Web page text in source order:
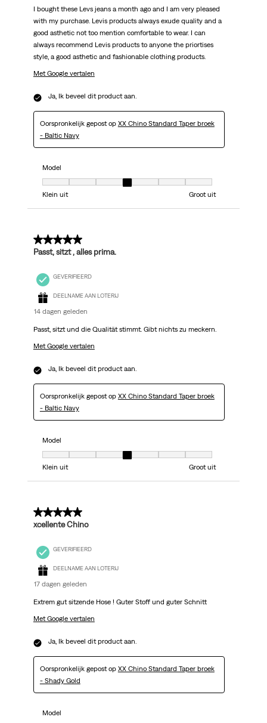
I bought these Levs jeans a month ago and I am very pleased
with my purchase. Levis products always exude quality and a
good asthetic not too mention comfortable to wear. I can
always recommend Levis products to anyone the priortises
style, a good asthetic and fashionable clothing products.
Met Google vertalen
Ja, Ik beveel dit product aan.
Oorspronkelijk gepost op XX Chino Standard Taper broek
- Baltic Navy
Model
Model, 4 van 7, waarbij 1 gelijk is aan Klein uit en 7 gelijk is aan Groot uit
Klein uit
Groot uit
5 van 5 sterren.
Passt, sitzt , alles prima.
GEVERIFIEERD
DEELNAME AAN LOTERIJ
14 dagen geleden
Passt, sitzt und die Qualität stimmt. Gibt nichts zu meckern.
Met Google vertalen
Ja, Ik beveel dit product aan.
Oorspronkelijk gepost op XX Chino Standard Taper broek
- Baltic Navy
Model
Model, 4 van 7, waarbij 1 gelijk is aan Klein uit en 7 gelijk is aan Groot uit
Klein uit
Groot uit
5 van 5 sterren.
xcellente Chino
GEVERIFIEERD
DEELNAME AAN LOTERIJ
17 dagen geleden
Extrem gut sitzende Hose ! Guter Stoff und guter Schnitt
Met Google vertalen
Ja, Ik beveel dit product aan.
Oorspronkelijk gepost op XX Chino Standard Taper broek
- Shady Gold
Model